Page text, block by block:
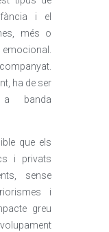
i el
més o
ha de ser
a banda
que els
i privats
sense
i
greu